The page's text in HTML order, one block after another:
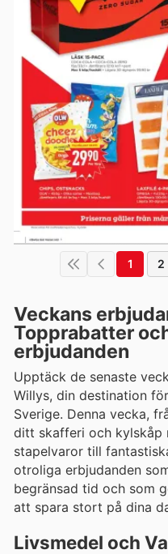
1 2
Veckans
Topprabatter
erbjudanden
Upptäck de senaste
Willys, din destination
Sverige. Denna vecka,
ditt skafferi och kylskåp
stapelvaror till
otroliga erbjudanden
begränsad tid och som
att spara stort på dina
Livsmedel och